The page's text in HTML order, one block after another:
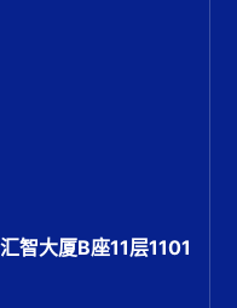
智大厦B座11层1101